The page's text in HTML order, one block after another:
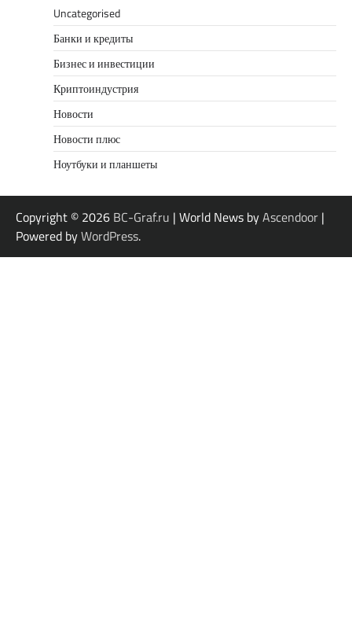
Uncategorised
Банки и кредиты
Бизнес и инвестиции
Криптоиндустрия
Новости
Новости плюс
Ноутбуки и планшеты
Copyright © 2026 BC-Graf.ru | World News byAscendoor |
Powered byWordPress.